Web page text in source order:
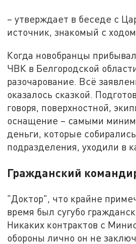
– утверждает в беседе с
источник, знакомый с
Когда новобранцы
ЧВК в Белгородской
разочарование. Всё
оказалось сказкой.
говоря, поверхностной,
оснащение – самыми
деньги, которые
подразделения, уходили в
Гражданский
"Доктор", что крайне
время был сугубо
Никаких контрактов с
обороны лично он не